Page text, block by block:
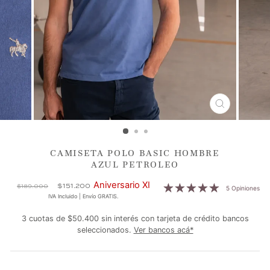
CERRAR
(ESC)
CAMISETA POLO BASIC HOMBRE
AZUL PETROLEO
5 Opiniones
Precio
habitual
$189.000
Precio
de
$151.200 Aniversario XI
IVA Incluido | Envío GRATIS.
3 cuotas de $50.400 sin interés con tarjeta de crédito bancos
seleccionados. Ver bancos acá*